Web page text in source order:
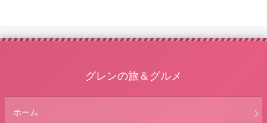
グレンの旅＆グルメ
ホーム